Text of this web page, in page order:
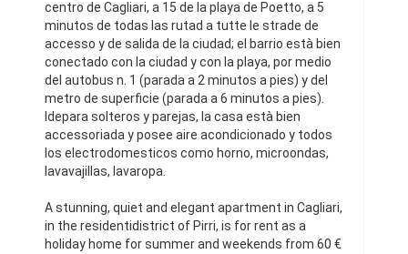
centro de Cagliari, a 15 de la playa de Poetto, a 5
minutos de todas las rutad a tutte le strade de
accesso y de salida de la ciudad; el barrio està bien
conectado con la ciudad y con la playa, por medio
del autobus n. 1 (parada a 2 minutos a pies) y del
metro de superficie (parada a 6 minutos a pies).
Idepara solteros y parejas, la casa està bien
accessoriada y posee aire acondicionado y todos
los electrodomesticos como horno, microondas,
lavavajillas, lavaropa.
A stunning, quiet and elegant apartment in Cagliari,
in the residentidistrict of Pirri, is for rent as a
holiday home for summer and weekends from 60 €